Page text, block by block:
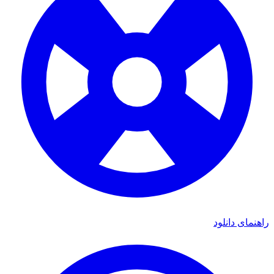
دانلود